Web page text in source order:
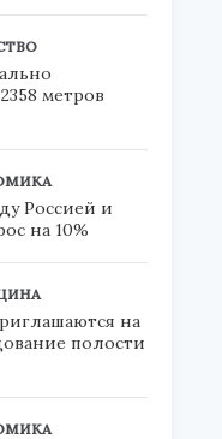
метров
Россией и
на 10%
на
полости